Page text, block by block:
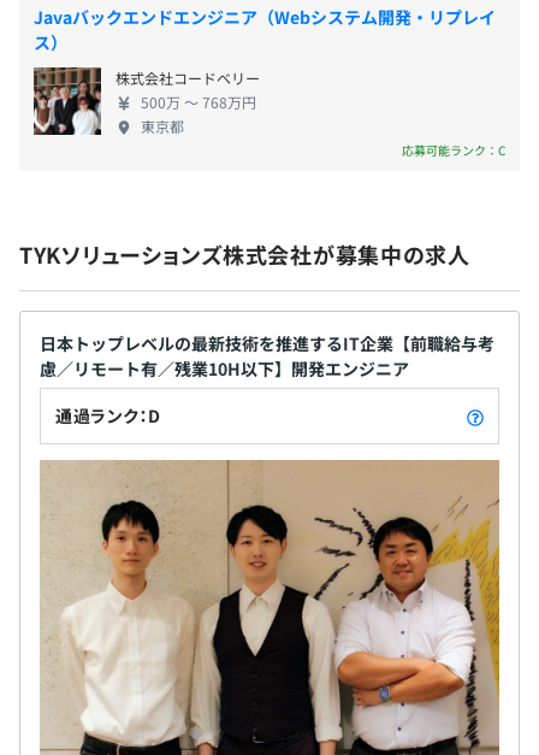
賞与：年1回
※1〜4カ月分支給
保険）
無期雇用
3カ月（期間中、待遇の変更はありません）
ています。 ◆TYKのビジネス TYKは、IT業界でリー
ダーシップを発揮できる人材を育成し、TYKの価値観
を共有し続けることを目指しています。また、IT業界
に新しい風を吹き込みたいと考えています。ITはただ
の長時間労働や消耗ではなく、人生を変える可能性
ジネスパートナーとして多種多様の支援をおこない
ます。 ・IT業界全体で抱えている問題（技術者不
足、費用に対するパフォーマンス不足など）に対し
問題解決を支援。その過程で、お客さまとともにビ
ジネスチャンスを広め、お互いにメリットのある最
高の関係を築いていきたいと考えています。 ・案件
支援サービス ・業界全体で抱えているIT人材の不
足、採用難という問題を解決すべく採用支援サービ
スを提供しています。 ・他業種からの採用や外国籍
の採用はTYKの強みでもあるため、当サービス内で採
用ナレッジの共有も可能です。
Javaバックエンドエンジニア（Webシステム開発・リプレイ
ス）
株式会社コードベリー
500万 〜 768万円
東京都
応募可能ランク：C
TYKソリューションズ株式会社が募集中の求人
日本トップレベルの最新技術を推進するIT企業【前職給与考
慮／リモート有／残業10H以下】開発エンジニア
通過ランク：D